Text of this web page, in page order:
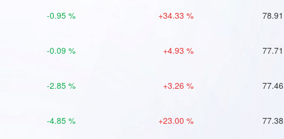
-0.95 % +34.33 % 78.91
-0.09 % +4.93 % 77.71
-2.85 % +3.26 % 77.46
-4.85 % +23.00 % 77.38